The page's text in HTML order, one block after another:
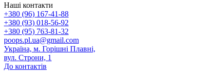
Наші контакти
+380 (96) 167-41-88
+380 (93) 018-56-92
+380 (95) 763-81-32
poops.pl.ua@gmail.com
Україна, м. Горішні Плавні,
вул. Строни, 1
До контактів